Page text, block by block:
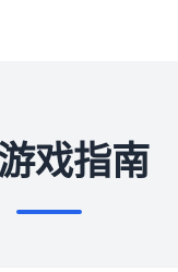
戏指南